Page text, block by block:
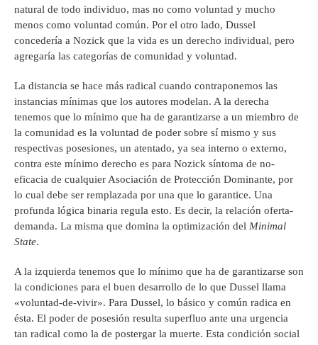
natural de todo individuo, mas no como voluntad y mucho
menos como voluntad común. Por el otro lado, Dussel
concedería a Nozick que la vida es un derecho individual, pero
agregaría las categorías de comunidad y voluntad.
La distancia se hace más radical cuando contraponemos las
instancias mínimas que los autores modelan. A la derecha
tenemos que lo mínimo que ha de garantizarse a un miembro de
la comunidad es la voluntad de poder sobre sí mismo y sus
respectivas posesiones, un atentado, ya sea interno o externo,
contra este mínimo derecho es para Nozick síntoma de no-
eficacia de cualquier Asociación de Protección Dominante, por
lo cual debe ser remplazada por una que lo garantice. Una
profunda lógica binaria regula esto. Es decir, la relación oferta-
demanda. La misma que domina la optimización del Minimal
State.
A la izquierda tenemos que lo mínimo que ha de garantizarse son
la condiciones para el buen desarrollo de lo que Dussel llama
«voluntad-de-vivir». Para Dussel, lo básico y común radica en
ésta. El poder de posesión resulta superfluo ante una urgencia
tan radical como la de postergar la muerte. Esta condición social